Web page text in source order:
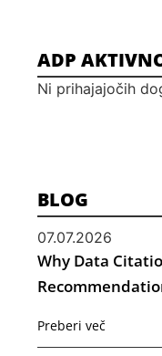
ADP
Ni prihajajočih
BLOG
07.07.2026
Why Data
Preberi več